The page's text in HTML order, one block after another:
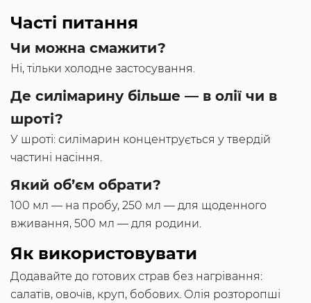
Часті питання
Чи можна смажити?
Ні, тільки холодне застосування.
Де силімарину більше — в олії чи в
шроті?
У шроті: силімарин концентрується у твердій
частині насіння.
Який об’єм обрати?
100 мл — на пробу, 250 мл — для щоденного
вживання, 500 мл — для родини.
Як використовувати
Додавайте до готових страв без нагрівання:
салатів, овочів, круп, бобових. Олія розторопші